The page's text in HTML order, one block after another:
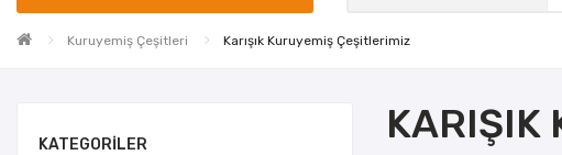
Kuruyemiş Çeşitleri Karışık Kuruyemiş Çeşitlerimiz
KATEGORILER KARIŞIK